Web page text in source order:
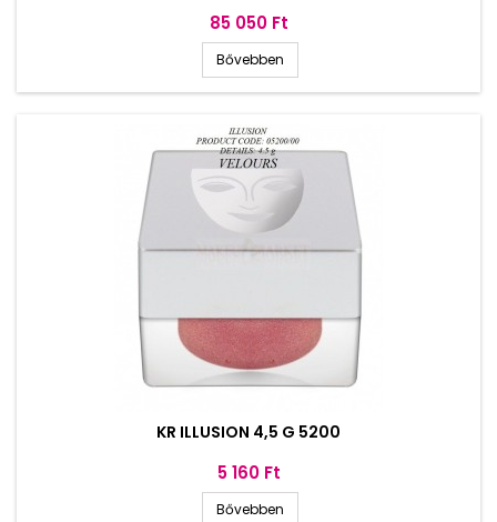
Ár
85 050 Ft
Bővebben
KR ILLUSION 4,5 G 5200
Ár
5 160 Ft
Bővebben